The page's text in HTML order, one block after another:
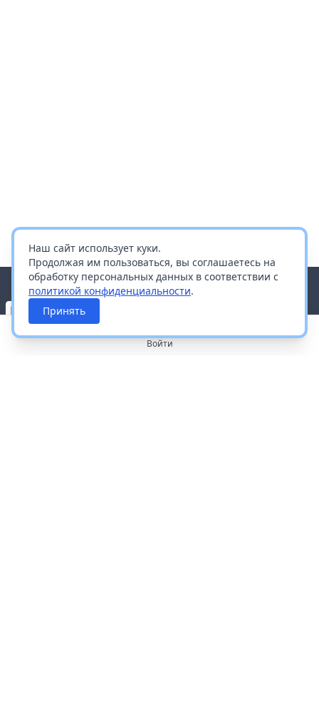
Наш сайт использует куки.
Продолжая им пользоваться, вы соглашаетесь на
обработку персональных данных в соответствии с
политикой конфиденциальности.
Принять
Войти